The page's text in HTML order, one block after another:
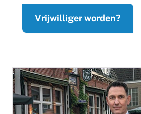
Vrijwilliger worden?